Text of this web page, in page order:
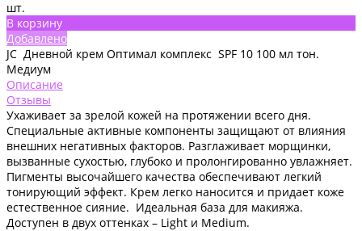
шт.
В корзину
Добавлено
JC Дневной крем Оптимал комплекс SPF 10 100 мл тон.
Медиум
Описание
Отзывы
Ухаживает за зрелой кожей на протяжении всего дня.
Специальные активные компоненты защищают от влияния
внешних негативных факторов. Разглаживает морщинки,
вызванные сухостью, глубоко и пролонгированно увлажняет.
Пигменты высочайшего качества обеспечивают легкий
тонирующий эффект. Крем легко наносится и придает коже
естественное сияние. Идеальная база для макияжа.
Доступен в двух оттенках – Light и Medium.